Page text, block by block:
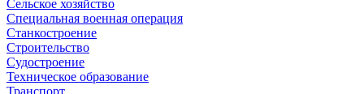
Сельское хозяйство
Специальная военная операция
Станкостроение
Строительство
Судостроение
Техническое образование
Транспорт